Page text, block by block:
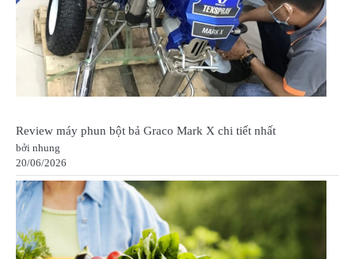
Review máy phun bột bả Graco Mark X chi tiết nhất
bởi nhung
20/06/2026